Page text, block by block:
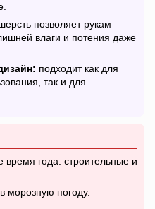
позволяет рукам
влаги и потения даже
подходит как для
так и для
время года: строительные и
морозную погоду.